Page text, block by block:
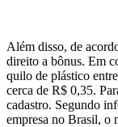
Além disso, de
direito a bônus. Em
quilo de plástico
cerca de R$ 0,35.
cadastro. Segundo
empresa no Brasil, o